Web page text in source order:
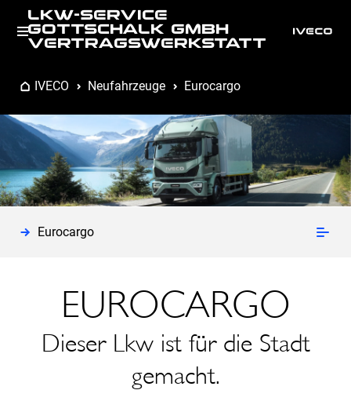
LKW-SERVICE
GOTTSCHALK GMBH
VERTRAGSWERKSTATT
IVECO Neufahrzeuge Eurocargo
Eurocargo
EUROCARGO
Dieser Lkw ist für die Stadt
gemacht.